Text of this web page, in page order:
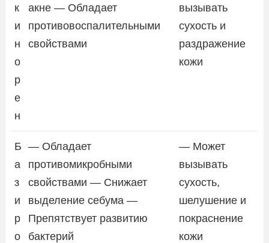
к
и
н
о
р
е
н
акне — Обладает
противовоспалительными
свойствами
вызывать
сухость и
раздражение
кожи
Б
а
з
и
р
о
— Обладает
противомикробными
свойствами — Снижает
выделение себума —
Препятствует развитию
бактерий
— Может
вызывать
сухость,
шелушение и
покраснение
кожи